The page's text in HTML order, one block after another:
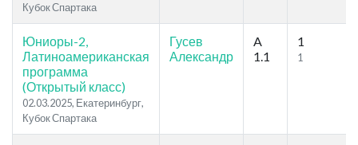
Кубок Спартака
Юниоры-2,
Латиноамериканская
программа
(Открытый класс)
02.03.2025, Екатеринбург,
Кубок Спартака
Гусев
Александр
A
1.1
1
1